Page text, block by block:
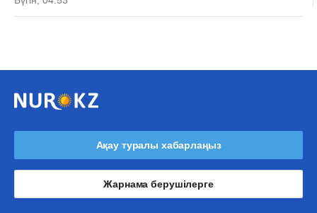
Ақау туралы хабарлаңыз
Жарнама берушілерге